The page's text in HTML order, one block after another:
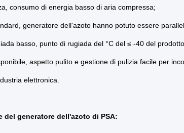
consumo di energia basso di aria compressa;
generatore dell'azoto hanno potuto essere
basso, punto di rugiada del °C del ≤ -40 del
aspetto pulito e gestione di pulizia facile per
elettronica.
del generatore dell'azoto di PSA: